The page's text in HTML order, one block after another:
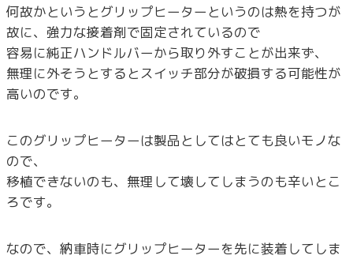
何故かというとグリップヒーターというのは熱を持つが
故に、強力な接着剤で固定されているので
容易に純正ハンドルバーから取り外すことが出来ず、
無理に外そうとするとスイッチ部分が破損する可能性が
高いのです。
このグリップヒーターは製品としてはとても良いモノな
ので、
移植できないのも、無理して壊してしまうのも辛いとこ
ろです。
なので、納車時にグリップヒーターを先に装着してしま